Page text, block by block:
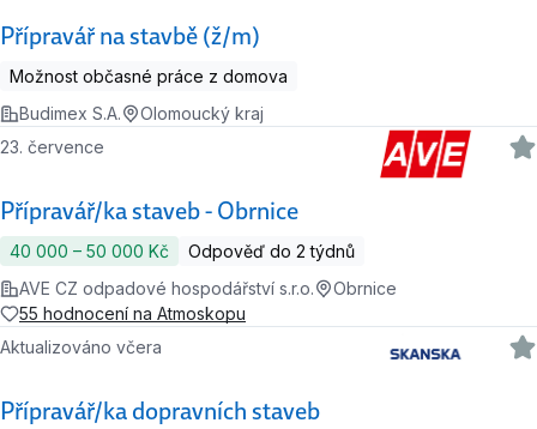
Přípravář na stavbě (ž/m)
Možnost občasné práce z domova
Budimex S.A.
Olomoucký kraj
Přípravář/ka staveb - Obrnice
23. července
40 000 ‍–‍ 50 000 Kč
Odpověď do 2 týdnů
AVE CZ odpadové hospodářství s.r.o.
Obrnice
55 hodnocení na Atmoskopu
Přípravář/ka dopravních staveb
Aktualizováno včera